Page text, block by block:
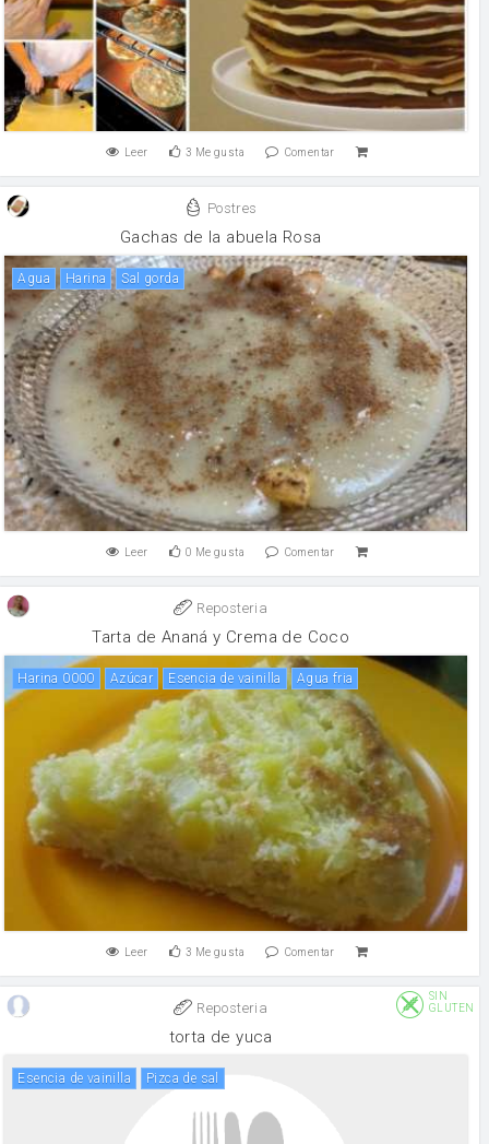
Leer 3 Me gusta Comentar
Postres
Gachas de la abuela Rosa
agua harina sal gorda
Leer 0 Me gusta Comentar
Reposteria
Tarta de Ananá y Crema de Coco
Harina 0000 Azúcar Esencia de vainilla Agua fria
Leer 3 Me gusta Comentar
Reposteria
SIN
GLUTEN
torta de yuca
Esencia de vainilla pizca de sal